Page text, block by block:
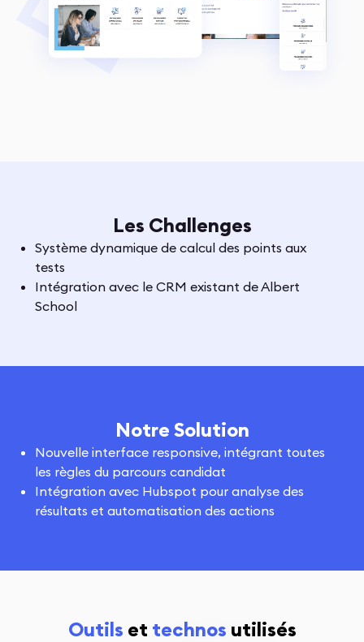
Les Challenges
Système dynamique de calcul des points aux
tests
Intégration avec le CRM existant de Albert
School
Notre Solution
Nouvelle interface responsive, intégrant toutes
les règles du parcours candidat
Intégration avec Hubspot pour analyse des
résultats et automatisation des actions
Outils et technos utilisés